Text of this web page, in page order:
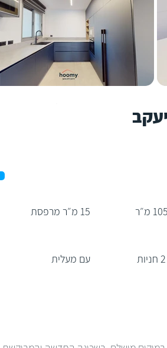
105 מ״ר 15 מ״ר מרפסת
2 חניות עם מעלית